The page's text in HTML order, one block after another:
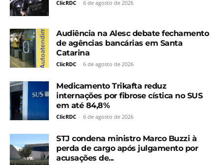
ClicRDC - 6 de agosto de 2026
Audiência na Alesc debate fechamento
de agências bancárias em Santa
Catarina
ClicRDC - 6 de agosto de 2026
Medicamento Trikafta reduz
internações por fibrose cística no SUS
em até 84,8%
ClicRDC - 6 de agosto de 2026
STJ condena ministro Marco Buzzi à
perda de cargo após julgamento por
acusações de...